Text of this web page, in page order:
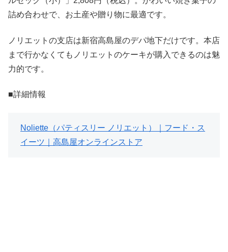
詰め合わせで、お土産や贈り物に最適です。
ノリエットの支店は新宿高島屋のデパ地下だけです。本店
まで行かなくてもノリエットのケーキが購入できるのは魅
力的です。
■詳細情報
Noliette（パティスリー ノリエット）｜フード・ス
イーツ｜高島屋オンラインストア